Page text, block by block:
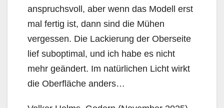
anspruchsvoll, aber wenn das Modell erst
mal fertig ist, dann sind die Mühen
vergessen. Die Lackierung der Oberseite
lief suboptimal, und ich habe es nicht
mehr geändert. Im natürlichen Licht wirkt
die Oberfläche anders…